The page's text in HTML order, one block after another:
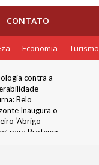
CONTATO
Economia Turismo
contra a
Belo
Inaugura o
‘Abrigo
para Proteger